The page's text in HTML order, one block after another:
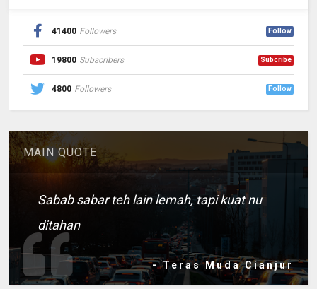
41400 Followers Follow
19800 Subscribers Subcribe
4800 Followers Follow
MAIN QUOTE
Sabab sabar teh lain lemah, tapi kuat nu
ditahan
- Teras Muda Cianjur